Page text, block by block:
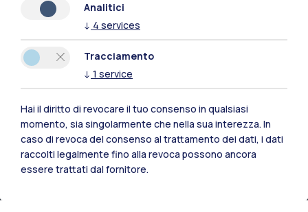
Polimi Community
Analitici
↓ 4 services
Tracciamento
↓ 1 service
Hai il diritto di revocare il tuo consenso in qualsiasi
momento, sia singolarmente che nella sua interezza. In
caso di revoca del consenso al trattamento dei dati, i dati
raccolti legalmente fino alla revoca possono ancora
essere trattati dal fornitore.